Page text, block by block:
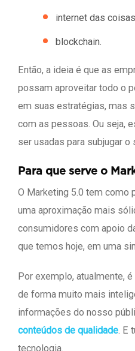
internet das
blockchain.
Então, a ideia é que as
possam aproveitar todo o
em suas estratégias, mas
com as pessoas. Ou seja,
ser usadas para subjugar o
Para que serve o
O Marketing 5.0 tem como
uma aproximação mais
consumidores com apoio
que temos hoje, em uma
Por exemplo, atualmente,
de forma muito mais
informações do nosso
conteúdos de qualidade. E
tecnologia.